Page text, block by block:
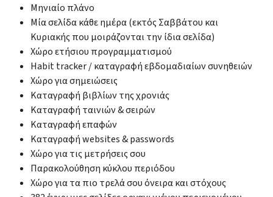
Μηνιαίο πλάνο
Μία σελίδα κάθε ημέρα (εκτός Σαββάτου και
Κυριακής που μοιράζονται την ίδια σελίδα)
Χώρο ετήσιου προγραμματισμού
Habit tracker / καταγραφή εβδομαδιαίων συνηθειών
Χώρο για σημειώσεις
Καταγραφή βιβλίων της χρονιάς
Καταγραφή ταινιών & σειρών
Καταγραφή επαφών
Καταγραφή websites & passwords
Χώρο για τις μετρήσεις σου
Παρακολούθηση κύκλου περιόδου
Χώρο για τα πιο τρελά σου όνειρα και στόχους